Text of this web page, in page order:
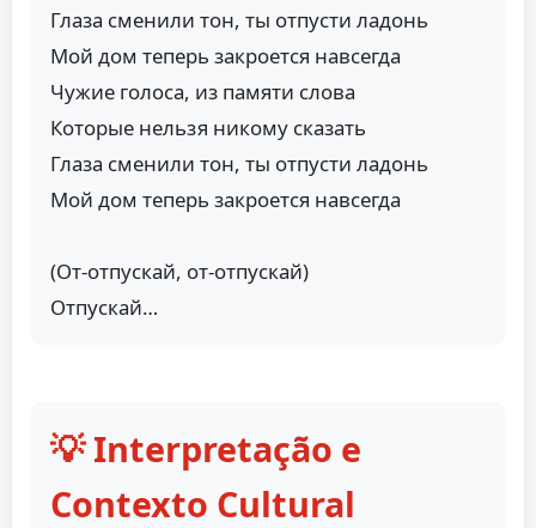
Глаза сменили тон, ты отпусти ладонь
Мой дом теперь закроется навсегда
Чужие голоса, из памяти слова
Которые нельзя никому сказать
Глаза сменили тон, ты отпусти ладонь
Мой дом теперь закроется навсегда
(От-отпускай, от-отпускай)
Отпускай…
💡 Interpretação e
Contexto Cultural